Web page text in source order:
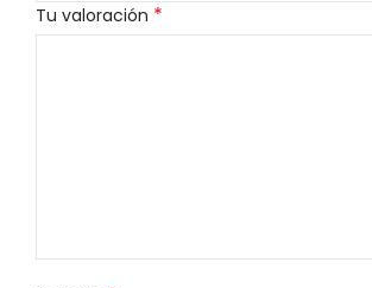
Tu valoración *